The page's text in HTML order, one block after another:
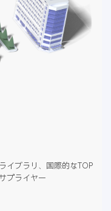
イブラリ、国際的なTOP
プライヤー